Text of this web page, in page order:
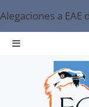
al
contenido
Alegaciones a EAE
Toggle
Navigation